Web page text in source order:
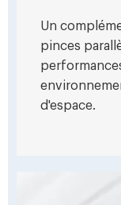
Un
pinces
d'espace.